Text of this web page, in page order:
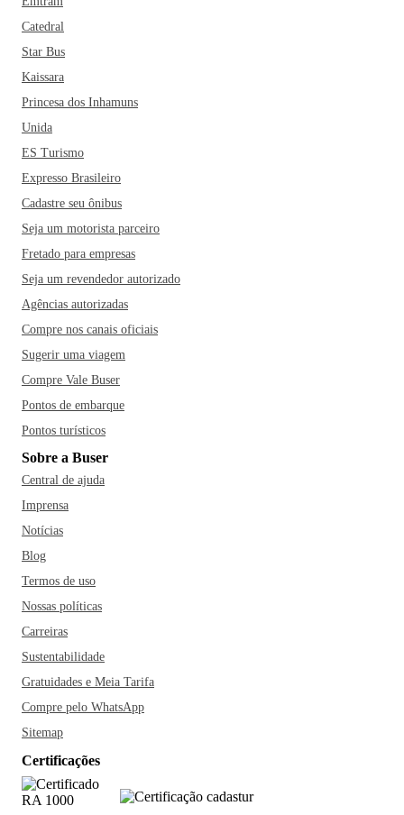
Catedral
Star Bus
Kaissara
Princesa dos Inhamuns
Unida
ES Turismo
Expresso Brasileiro
Cadastre seu ônibus
Seja um motorista parceiro
Fretado para empresas
Seja um revendedor autorizado
Agências autorizadas
Compre nos canais oficiais
Sugerir uma viagem
Compre Vale Buser
Pontos de embarque
Pontos turísticos
Sobre a Buser
Central de ajuda
Imprensa
Notícias
Blog
Termos de uso
Nossas políticas
Carreiras
Sustentabilidade
Gratuidades e Meia Tarifa
Compre pelo WhatsApp
Sitemap
Certificações